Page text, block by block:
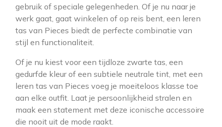
gebruik of speciale gelegenheden. Of je nu naar je
werk gaat, gaat winkelen of op reis bent, een leren
tas van Pieces biedt de perfecte combinatie van
stijl en functionaliteit.
Of je nu kiest voor een tijdloze zwarte tas, een
gedurfde kleur of een subtiele neutrale tint, met een
leren tas van Pieces voeg je moeiteloos klasse toe
aan elke outfit. Laat je persoonlijkheid stralen en
maak een statement met deze iconische accessoire
die nooit uit de mode raakt.